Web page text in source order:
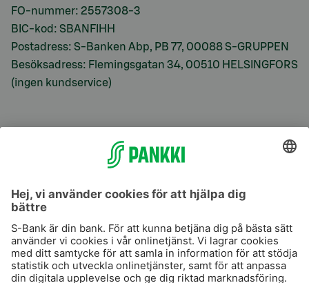
FO-nummer: 2557308-3
BIC-kod: SBANFIHH
Postadress: S-Banken Abp, PB 77, 00088 S-GRUPPEN
Besöksadress: Flemingsgatan 34, 00510 HELSINGFORS
(ingen kundservice)
S-Prime